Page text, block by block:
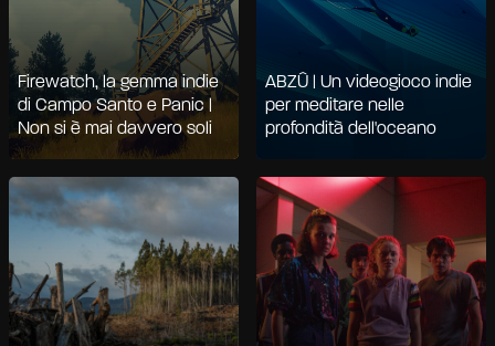
Firewatch, la gemma indie
di Campo Santo e Panic |
Non si è mai davvero soli
ABZÛ | Un videogioco indie
per meditare nelle
profondità dell'oceano